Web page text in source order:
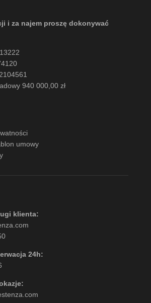
i za najem proszę dokonywać
940 000,00 zł
umowy
klienta:
24h: